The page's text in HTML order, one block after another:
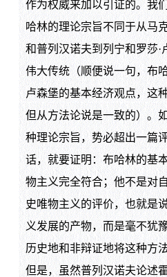
作为权威来加以引证的。我
哈林的理论宗旨不同于从马
和普列汉诺夫到列宁和罗莎·
伟大传统（顺便说一句，布
卢森堡的基本经济观点，这
但从方法论说是一致的）。
种理论宗旨，势必超出一篇
话，就要证明：布哈林的基
物主义完全符合；他不是对
史唯物主义的评价，也就是
义发展的产物，而是毫不犹
历史地和非辩证地将这种方
但是，虽然普列汉诺夫论述